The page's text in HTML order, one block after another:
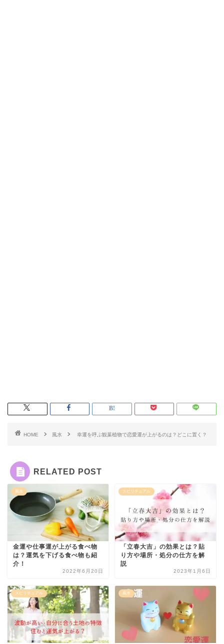
HOME 風水 幸運を呼ぶ観葉植物で恋愛運が上がるのは？どこに置く？
RELATED POST
風水
金運や仕事運が上がる食べ物
は？運気を下げる食べ物も紹
介！
2022年6月20日
スピリチュアル
「立春大吉」の効果とは？貼
り方や場所・処分の仕方を解
説
2023年1月6日
スピリチュアル 風水